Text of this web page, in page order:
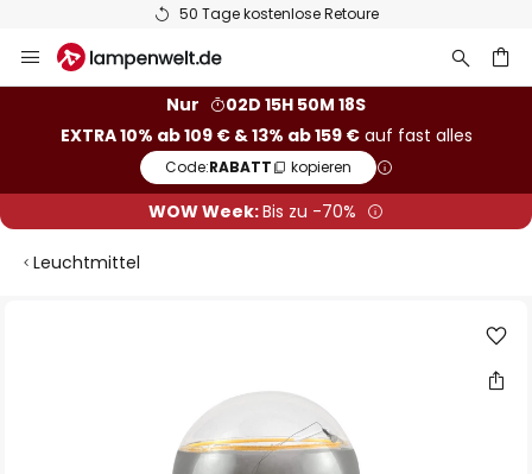
50 Tage kostenlose Retoure
Inhalt
Nur
02D 15H 50M 17S
EXTRA 10% ab 109 € & 13% ab 159 €auf fast alles
Code:RABATT kopieren
WOW Week:Bis zu -70%
Leuchtmittel